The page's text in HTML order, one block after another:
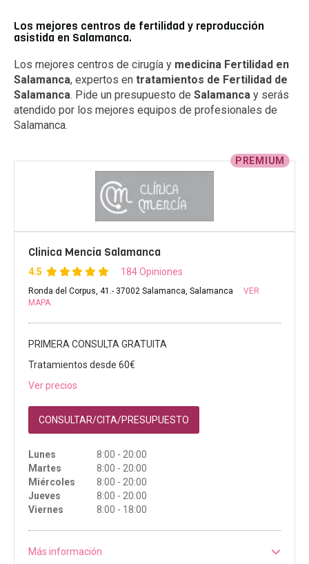
Los mejores centros de fertilidad y reproducción
asistida en Salamanca.
Los mejores centros de cirugía y medicina Fertilidad en
Salamanca, expertos en tratamientos de Fertilidad de
Salamanca. Pide un presupuesto de Salamanca y serás
atendido por los mejores equipos de profesionales de
Salamanca.
PREMIUM
Clinica Mencia Salamanca
4.5 184 Opiniones
Ronda del Corpus, 41.- 37002 Salamanca, Salamanca
VER
MAPA
PRIMERA CONSULTA GRATUITA
Tratamientos desde 60€
Ver precios
CONSULTAR/CITA/PRESUPUESTO
Lunes
8:00 - 20:00
Martes
8:00 - 20:00
Miércoles
8:00 - 20:00
Jueves
8:00 - 20:00
Viernes
8:00 - 18:00
Más información